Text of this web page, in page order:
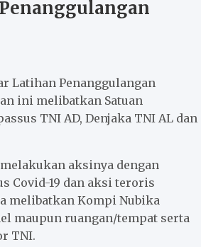
Latihan Penanggulangan
ini melibatkan Satuan
TNI AD, Denjaka TNI AL dan
aksinya dengan
Covid-19 dan aksi teroris
melibatkan Kompi Nubika
maupun ruangan/tempat serta
TNI.